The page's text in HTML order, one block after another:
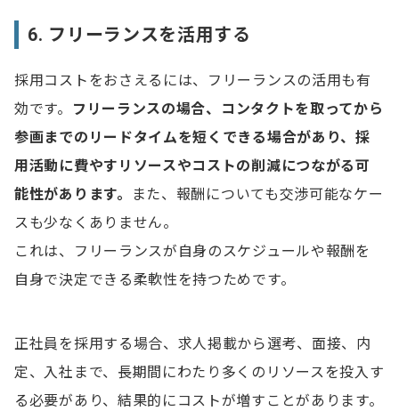
6. フリーランスを活用する
採用コストをおさえるには、フリーランスの活用も有
効です。
フリーランスの場合、コンタクトを取ってから
参画までのリードタイムを短くできる場合があり、採
用活動に費やすリソースやコストの削減につながる可
能性があります。
また、報酬についても交渉可能なケー
スも少なくありません。
これは、フリーランスが自身のスケジュールや報酬を
自身で決定できる柔軟性を持つためです。
正社員を採用する場合、求人掲載から選考、面接、内
定、入社まで、長期間にわたり多くのリソースを投入す
る必要があり、結果的にコストが増すことがあります。